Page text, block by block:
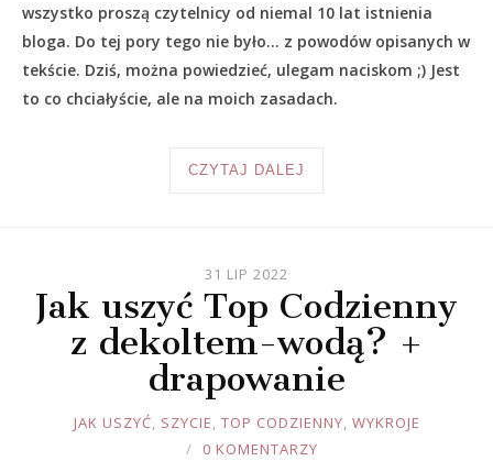
wszystko proszą czytelnicy od niemal 10 lat istnienia
bloga. Do tej pory tego nie było… z powodów opisanych w
tekście. Dziś, można powiedzieć, ulegam naciskom ;) Jest
to co chciałyście, ale na moich zasadach.
CZYTAJ DALEJ
31 LIP 2022
Jak uszyć Top Codzienny
z dekoltem-wodą? +
drapowanie
JOULE
JAK USZYĆ, SZYCIE, TOP CODZIENNY, WYKROJE
0 KOMENTARZY